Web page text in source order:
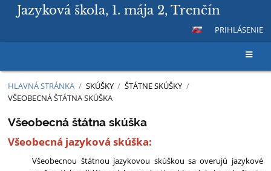
Jazyková škola, 1. mája 2, Trenčín
PRIHLÁSENIE
HLAVNÁ STRÁNKA / SKÚŠKY / ŠTÁTNE SKÚŠKY /
VŠEOBECNÁ ŠTÁTNA SKÚŠKA
Všeobecná
štátna
Všeobecná štátna skúška
Všeobecná jazyková skúška:
Všeobecnou štátnou jazykovou skúškou sa overujú jazykové